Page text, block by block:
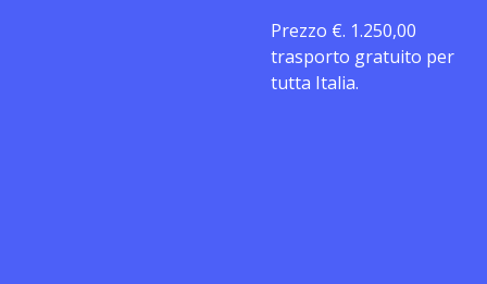
Prezzo €. 1.250,00
trasporto gratuito per
tutta Italia.